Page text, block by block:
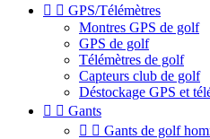
  GPS/Télémètres
Montres GPS de golf
GPS de golf
Télémètres de golf
Capteurs club de golf
Déstockage GPS et
  Gants
  Gants de golf